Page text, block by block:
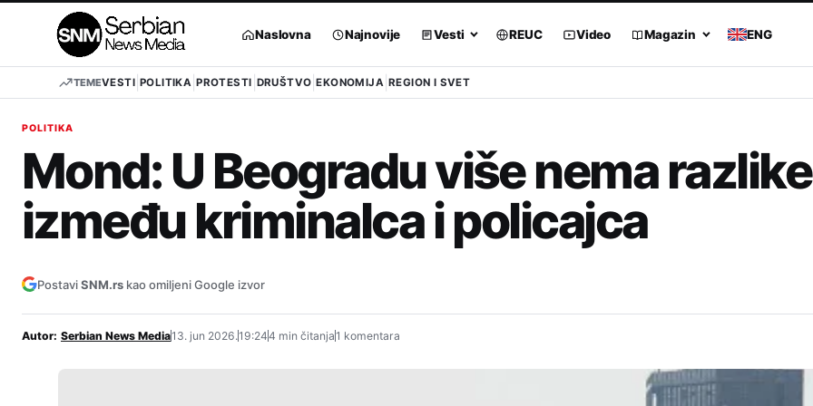
Naslovna Najnovije Vesti REUC Video Magazin ENG
TEMEVESTI POLITIKA PROTESTI DRUŠTVO EKONOMIJA REGION I SVET
POLITIKA
Mond: U Beogradu više nema razlike
između kriminalca i policajca
PostaviSNM.rs kao omiljeni Google izvor
Autor: Serbian News Media13. jun 2026.19:244 min čitanja1 komentara